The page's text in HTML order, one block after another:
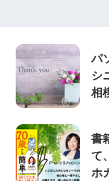
パ
シ
相
書
て
ホ